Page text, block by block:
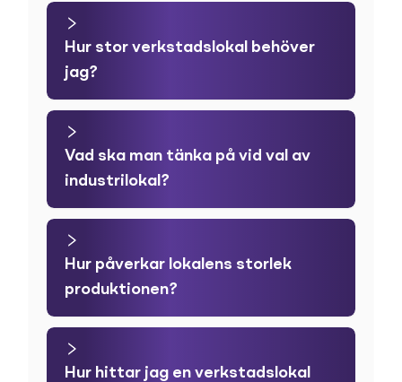
Hur stor verkstadslokal behöver
jag?
Vad ska man tänka på vid val av
industrilokal?
Hur påverkar lokalens storlek
produktionen?
Hur hittar jag en verkstadslokal